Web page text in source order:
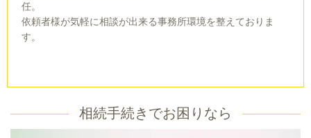
任。
依頼者様が気軽に相談が出来る事務所環境を整えておりま
す。
相続手続きでお困りなら